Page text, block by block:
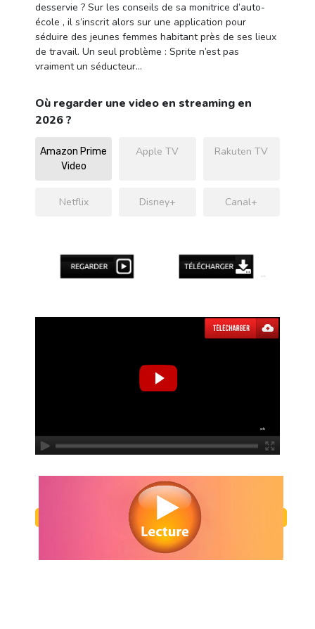
desservie ? Sur les conseils de sa monitrice d’auto-
école , il s’inscrit alors sur une application pour
séduire des jeunes femmes habitant près de ses lieux
de travail. Un seul problème : Sprite n’est pas
vraiment un séducteur…
Où regarder une video en streaming en
2026 ?
Amazon Prime
Video
Apple TV Rakuten TV
Netflix Disney+ Canal+